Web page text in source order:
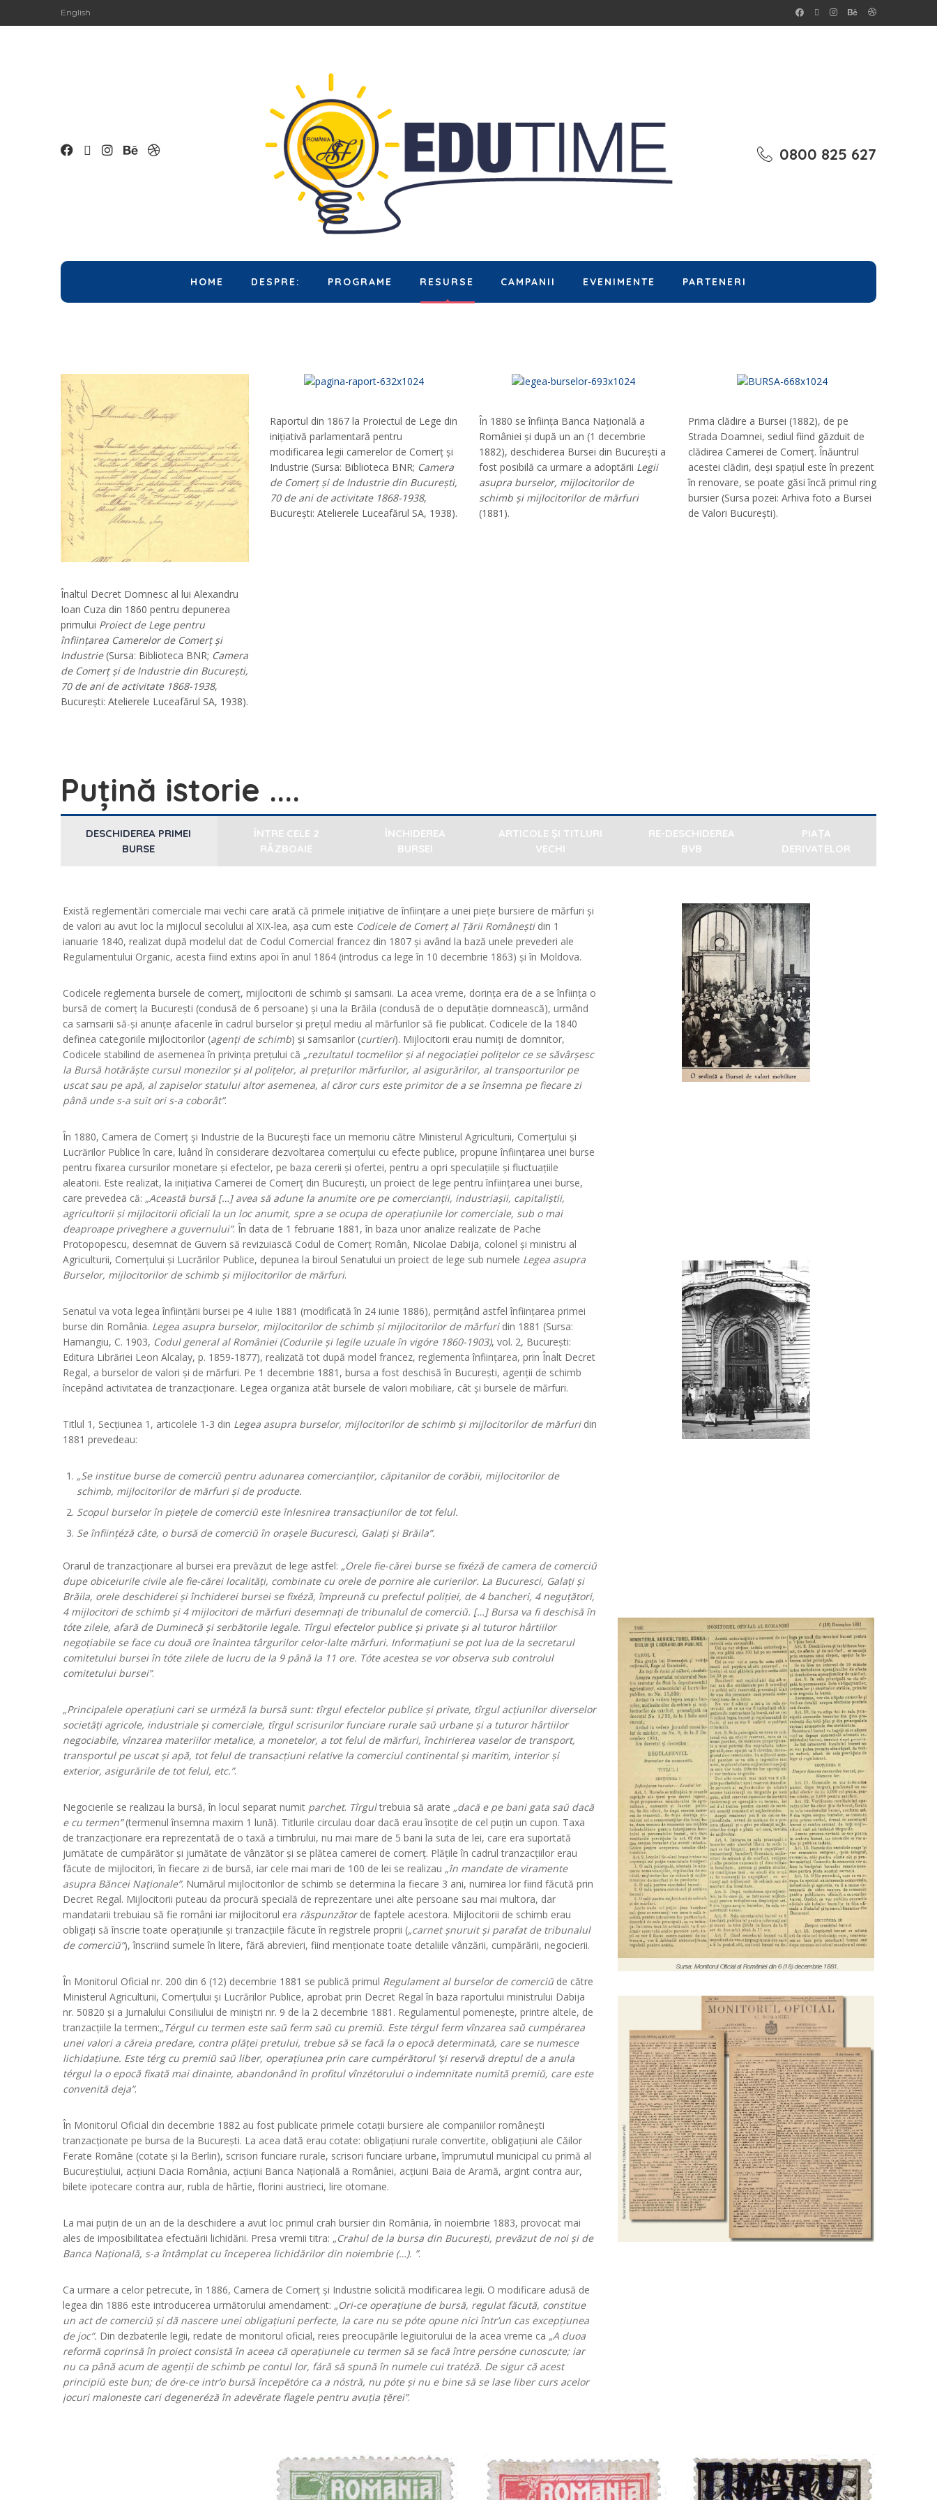
English
0800 825 627
HOME DESPRE: PROGRAME RESURSE CAMPANII EVENIMENTE PARTENERI
Înaltul Decret Domnesc al lui Alexandru
Ioan Cuza din 1860 pentru depunerea
primului Proiect de Lege pentru
înființarea Camerelor de Comerț și
Industrie(Sursa: Biblioteca BNR; Camera
de Comerț și de Industrie din București,
70 de ani de activitate 1868-1938,
București: Atelierele Luceafărul SA, 1938).
Raportul din 1867 la Proiectul de Lege din
inițiativă parlamentară pentru
modificarea legii camerelor de Comerț și
Industrie (Sursa: Biblioteca BNR; Camera
de Comerț și de Industrie din București,
70 de ani de activitate 1868-1938,
București: Atelierele Luceafărul SA, 1938).
În 1880 se înființa Banca Națională a
României și după un an (1 decembrie
1882), deschiderea Bursei din București a
fost posibilă ca urmare a adoptării Legii
asupra burselor, mijlocitorilor de
schimb și mijlocitorilor de mărfuri
(1881).
Prima clădire a Bursei (1882), de pe
Strada Doamnei, sediul fiind găzduit de
clădirea Camerei de Comerț. Înăuntrul
acestei clădiri, deși spațiul este în prezent
în renovare, se poate găsi încă primul ring
bursier (Sursa pozei: Arhiva foto a Bursei
de Valori București).
Puțină istorie ....
DESCHIDEREA PRIMEI
BURSE
ÎNTRE CELE 2
RĂZBOAIE
ÎNCHIDEREA
BURSEI
ARTICOLE ȘI TITLURI
VECHI
RE-DESCHIDEREA
BVB
PIAȚA
DERIVATELOR
Există reglementări comerciale mai vechi care arată că primele inițiative de înființare a unei piețe bursiere de mărfuri și
de valori au avut loc la mijlocul secolului al XIX-lea, așa cum este Codicele de Comerț al Țării Româneștidin 1
ianuarie 1840, realizat după modelul dat de Codul Comercial francez din 1807 și având la bază unele prevederi ale
Regulamentului Organic, acesta fiind extins apoi în anul 1864 (introdus ca lege în 10 decembrie 1863) și în Moldova.
Codicele reglementa bursele de comerț, mijlocitorii de schimb și samsarii. La acea vreme, dorința era de a se înființa o
bursă de comerț la București (condusă de 6 persoane) și una la Brăila (condusă de o deputăție domnească), urmând
ca samsarii să-și anunțe afacerile în cadrul burselor și prețul mediu al mărfurilor să fie publicat. Codicele de la 1840
definea categoriile mijlocitorilor (agenți de schimb) și samsarilor (curtieri). Mijlocitorii erau numiți de domnitor,
Codicele stabilind de asemenea în privința prețului că „rezultatul tocmelilor și al negociației polițelor ce se săvârșesc
la Bursă hotărăște cursul monezilor și al polițelor, al prețurilor mărfurilor, al asigurărilor, al transporturilor pe
uscat sau pe apă, al zapiselor statului altor asemenea, al căror curs este primitor de a se însemna pe fiecare zi
până unde s-a suit ori s-a coborât”.
În 1880, Camera de Comerț și Industrie de la București face un memoriu către Ministerul Agriculturii, Comerțului și
Lucrărilor Publice în care, luând în considerare dezvoltarea comerțului cu efecte publice, propune înființarea unei burse
pentru fixarea cursurilor monetare și efectelor, pe baza cererii și ofertei, pentru a opri speculațiile și fluctuațiile
aleatorii. Este realizat, la inițiativa Camerei de Comerț din București, un proiect de lege pentru înființarea unei burse,
care prevedea că: „Această bursă […] avea să adune la anumite ore pe comercianții, industriașii, capitaliștii,
agricultorii și mijlocitorii oficiali la un loc anumit, spre a se ocupa de operațiunile lor comerciale, sub o mai
deaproape priveghere a guvernului”. În data de 1 februarie 1881, în baza unor analize realizate de Pache
Protopopescu, desemnat de Guvern să revizuiască Codul de Comerț Român, Nicolae Dabija, colonel și ministru al
Agriculturii, Comerțului și Lucrărilor Publice, depunea la biroul Senatului un proiect de lege sub numele Legea asupra
Burselor, mijlocitorilor de schimb și mijlocitorilor de mărfuri.
Senatul va vota legea înființării bursei pe 4 iulie 1881 (modificată în 24 iunie 1886), permițând astfel înființarea primei
burse din România. Legea asupra burselor, mijlocitorilor de schimb și mijlocitorilor de mărfuridin 1881 (Sursa:
Hamangiu, C. 1903, Codul general al României (Codurile și legile uzuale în vigóre 1860-1903), vol. 2, București:
Editura Librăriei Leon Alcalay, p. 1859-1877), realizată tot după model francez, reglementa înființarea, prin Înalt Decret
Regal, a burselor de valori și de mărfuri. Pe 1 decembrie 1881, bursa a fost deschisă în București, agenții de schimb
începând activitatea de tranzacționare. Legea organiza atât bursele de valori mobiliare, cât și bursele de mărfuri.
Titlul 1, Secțiunea 1, articolele 1-3 din Legea asupra burselor, mijlocitorilor de schimb și mijlocitorilor de mărfuridin
1881 prevedeau:
„Se institue burse de comerciŭ pentru adunarea comercianților, căpitanilor de corăbii, mijlocitorilor de
schimb, mijlocitorilor de mărfuri și de producte.
Scopul burselor în piețele de comerciŭ este înlesnirea transacțiunilor de tot felul.
Se înființéză câte, o bursă de comerciŭ în orașele Bucurescì, Galați și Brăila”.
Orarul de tranzacționare al bursei era prevăzut de lege astfel: „Orele fie-cărei burse se fixéză de camera de comerciŭ
dupe obiceiurile civile ale fie-cărei localități, combinate cu orele de pornire ale curierilor. La Bucuresci, Galați și
Brăila, orele deschiderei și închiderei bursei se fixéză, împreună cu prefectul poliției, de 4 bancheri, 4 neguțători,
4 mijlocitori de schimb și 4 mijlocitori de mărfuri desemnați de tribunalul de comerciŭ. […] Bursa va fi deschisă în
tóte zilele, afară de Duminecă și serbătorile legale. Tîrgul efectelor publice și private și al tuturor hârtiilor
negoțiabile se face cu două ore înaintea târgurilor celor-lalte mărfuri. Informațiuni se pot lua de la secretarul
comitetului bursei în tóte zilele de lucru de la 9 până la 11 ore. Tóte acestea se vor observa sub controlul
comitetului bursei”.
„Principalele operațiuni cari se urméză la bursă sunt: tîrgul efectelor publice și private, tîrgul acțiunilor diverselor
societăți agricole, industriale și comerciale, tîrgul scrisurilor funciare rurale saŭ urbane și a tuturor hârtiilor
negociabile, vînzarea materiilor metalice, a monetelor, a tot felul de mărfuri, închirierea vaselor de transport,
transportul pe uscat și apă, tot felul de transacțiuni relative la comerciul continental și maritim, interior și
exterior, asigurările de tot felul, etc.”.
Negocierile se realizau la bursă, în locul separat numit parchet. Tîrgultrebuia să arate „dacă e pe bani gata saŭ dacă
e cu termen”(termenul însemna maxim 1 lună). Titlurile circulau doar dacă erau însoțite de cel puțin un cupon. Taxa
de tranzacționare era reprezentată de o taxă a timbrului, nu mai mare de 5 bani la suta de lei, care era suportată
jumătate de cumpărător și jumătate de vânzător și se plătea camerei de comerț. Plățile în cadrul tranzacțiilor erau
făcute de mijlocitori, în fiecare zi de bursă, iar cele mai mari de 100 de lei se realizau „în mandate de viramente
asupra Băncei Naționale”. Numărul mijlocitorilor de schimb se determina la fiecare 3 ani, numirea lor fiind făcută prin
Decret Regal. Mijlocitorii puteau da procură specială de reprezentare unei alte persoane sau mai multora, dar
mandatarii trebuiau să fie români iar mijlocitorul era răspunzătorde faptele acestora. Mijlocitorii de schimb erau
obligați să înscrie toate operațiunile și tranzacțiile făcute în registrele proprii („carnet șnuruit și parafat de tribunalul
de comerciŭ”), înscriind sumele în litere, fără abrevieri, fiind menționate toate detaliile vânzării, cumpărării, negocierii.
În Monitorul Oficial nr. 200 din 6 (12) decembrie 1881 se publică primul Regulament al burselor de comerciŭ de către
Ministerul Agriculturii, Comerțului și Lucrărilor Publice, aprobat prin Decret Regal în baza raportului ministrului Dabija
nr. 50820 și a Jurnalului Consiliului de miniștri nr. 9 de la 2 decembrie 1881. Regulamentul pomenește, printre altele, de
tranzacțiile la termen:„Térgul cu termen este saŭ ferm saŭ cu premiŭ. Este térgul ferm vînzarea saŭ cumpérarea
unei valori a căreia predare, contra plăței pretului, trebue să se facă la o epocă determinată, care se numesce
lichidațiune. Este térg cu premiŭ saŭ liber, operațiunea prin care cumpérătorul ‘și reservă dreptul de a anula
térgul la o epocă fixată mai dinainte, abandonând în profitul vînzétorului o indemnitate numită premiŭ, care este
convenită deja”.
În Monitorul Oficial din decembrie 1882 au fost publicate primele cotații bursiere ale companiilor românești
tranzacționate pe bursa de la București. La acea dată erau cotate: obligațiuni rurale convertite, obligațiuni ale Căilor
Ferate Române (cotate și la Berlin), scrisori funciare rurale, scrisori funciare urbane, împrumutul municipal cu primă al
Bucureștiului, acțiuni Dacia România, acțiuni Banca Națională a României, acțiuni Baia de Aramă, argint contra aur,
bilete ipotecare contra aur, rubla de hârtie, florini austrieci, lire otomane.
La mai puțin de un an de la deschidere a avut loc primul crah bursier din România, în noiembrie 1883, provocat mai
ales de imposibilitatea efectuării lichidării. Presa vremii titra: „Crahul de la bursa din București, prevăzut de noi și de
Banca Națională, s-a întâmplat cu începerea lichidărilor din noiembrie (…). ”.
Ca urmare a celor petrecute, în 1886, Camera de Comerț și Industrie solicită modificarea legii. O modificare adusă de
legea din 1886 este introducerea următorului amendament: „Ori-ce operațiune de bursă, regulat făcută, constitue
un act de comerciŭ și dă nascere unei obligațiuni perfecte, la care nu se póte opune nici într’un cas excepțiunea
de joc”. Din dezbaterile legii, redate de monitorul oficial, reies preocupările legiuitorului de la acea vreme ca „A duoa
reformă coprinsă în proiect consistă în aceea că operațiunele cu termen să se facă între persóne cunoscute; iar
nu ca până acum de agenții de schimb pe contul lor, fáră să spună în numele cui tratéză. De sigur că acest
principiŭ este bun; de óre-ce intr’o bursă începĕtóre ca a nóstră, nu póte și nu e bine să se lase liber curs acelor
jocuri maloneste cari degeneréză în adevĕrate flagele pentru avuția țĕrei”.
Sursa foto: Bibioteca
BNR;
Cartea
acționarului,
îndreptar bursier
,
Simon Gartenberg,
1938.
Sursa foto: Arhiva
Bursei de Valori
București.